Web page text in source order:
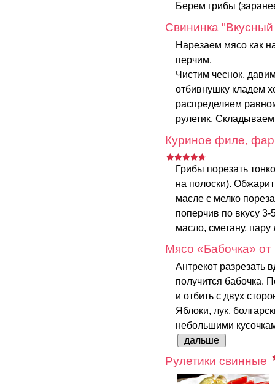
Берем грибы
Свининка "Вкусный
Нарезаем мясо как
перчим.
Чистим чеснок,
отбивнушку кладем
распределяем
рулетик.
Куриное филе,
Грибы порезать
на полоски).
масле с мелко
поперчив по вкусу
масло, сметану,
Мясо «Бабочка»
Антрекот разрезать
получится бабочка.
и отбить с двух
Яблоки, лук,
небольшими
дальше
Рулетики свинные